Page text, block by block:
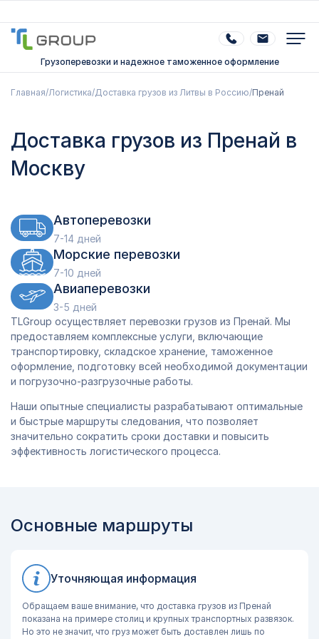
Грузоперевозки и надежное таможенное оформление
Главная/Логистика/Доставка грузов из Литвы в Россию/Пренай
Доставка грузов из Пренай в
Москву
Автоперевозки
7-14 дней
Морские перевозки
7-10 дней
Авиаперевозки
3-5 дней
TLGroup осуществляет перевозки грузов из Пренай. Мы
предоставляем комплексные услуги, включающие
транспортировку, складское хранение, таможенное
оформление, подготовку всей необходимой документации
и погрузочно-разгрузочные работы.
Наши опытные специалисты разрабатывают оптимальные
и быстрые маршруты следования, что позволяет
значительно сократить сроки доставки и повысить
эффективность логистического процесса.
Основные маршруты
Уточняющая информация
Обращаем ваше внимание, что доставка грузов из Пренай
показана на примере столиц и крупных транспортных развязок.
Но это не значит, что груз может быть доставлен лишь по